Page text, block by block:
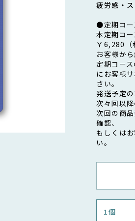
疲労感・
●定期コー
本定期コ
￥6,280（
お客様か
定期コー
にお客様
さい。
発送予定
次々回以
次回の商
確認、
もしくは
い。